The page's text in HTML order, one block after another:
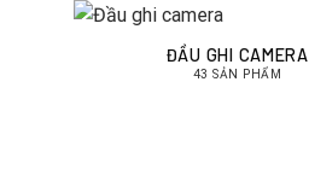
ĐẦU GHI CAMERA
43 SẢN PHẨM